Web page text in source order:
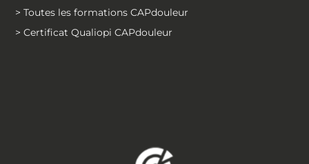
> Toutes les formations CAPdouleur
> Certificat Qualiopi CAPdouleur